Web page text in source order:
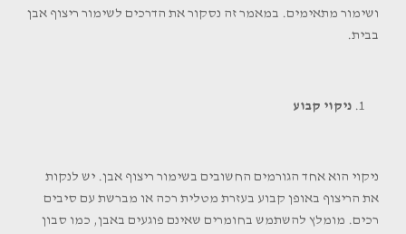
ושימור מתאימים. במאמר זה נסקור את הדרכים לשימור ריצוף אבן
בבית.
ניקוי קבוע
ניקוי הוא אחד הגורמים החשובים בשימור ריצוף אבן. יש לנקות
את הריצוף באופן קבוע בעזרת מטלית רכה או מברשת עם סיבים
רכים. מומלץ להשתמש בחומרים שאינם פוגעים באבן, כמו סבון